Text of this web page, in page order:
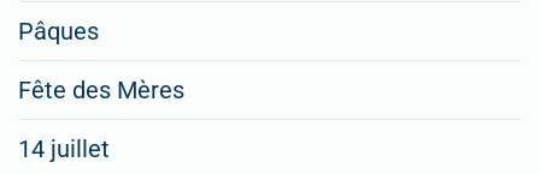
Pâques
Fête des Mères
14 juillet